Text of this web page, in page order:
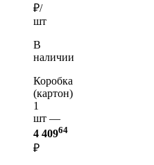
₽/
шт
В
наличии
Коробка
(картон)
1
шт —
4 40964
₽